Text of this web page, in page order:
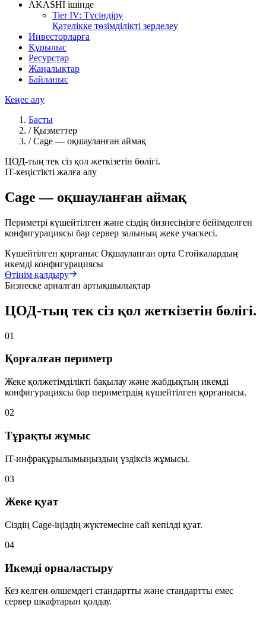
AKASHI ішінде
Tier IV: Түсіндіру
Қателікке төзімділікті зерделеу
Инвесторларға
Құрылыс
Ресурстар
Жаңалықтар
Байланыс
Кеңес алу
Басты
/ Қызметтер
/ Cage — оқшауланған аймақ
ЦОД-тың тек сіз қол жеткізетін бөлігі.
IT-кеңістікті жалға алу
Cage — оқшауланған аймақ
Периметрі күшейтілген және сіздің бизнесіңізге бейімделген
конфигурациясы бар сервер залының жеке учаскесі.
Күшейтілген қорғаныс Оқшауланған орта Стойкалардың
икемді конфигурациясы
Өтінім қалдыру
Бизнеске арналған артықшылықтар
ЦОД-тың тек сіз қол жеткізетін бөлігі.
01
Қорғалған периметр
Жеке қолжетімділікті бақылау және жабдықтың икемді
конфигурациясы бар периметрдің күшейтілген қорғанысы.
02
Тұрақты жұмыс
IT-инфрақұрылымыңыздың үздіксіз жұмысы.
03
Жеке қуат
Сіздің Cage-іңіздің жүктемесіне сай кепілді қуат.
04
Икемді орналастыру
Кез келген өлшемдегі стандартты және стандартты емес
сервер шкафтарын қолдау.